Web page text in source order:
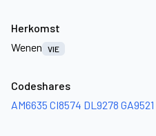
Herkomst
Wenen
VIE
Codeshares
AM6635 CI8574 DL9278 GA9521